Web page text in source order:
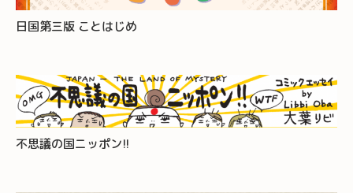
日国第三版 ことはじめ
不思議の国ニッポン!!